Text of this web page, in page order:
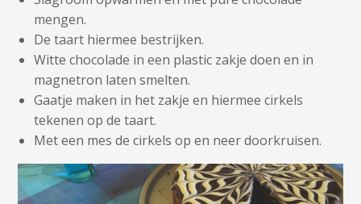
mengen.
De taart hiermee bestrijken.
Witte chocolade in een plastic zakje doen en in
magnetron laten smelten.
Gaatje maken in het zakje en hiermee cirkels
tekenen op de taart.
Met een mes de cirkels op en neer doorkruisen.